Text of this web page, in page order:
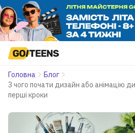
Головна
Блог
З чого почати дизайн або анімацію
перші кроки